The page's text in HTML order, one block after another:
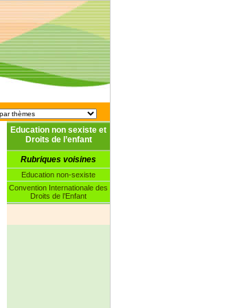
Education non sexiste et
Droits de l’enfant
Rubriques voisines
Education non-sexiste
Convention Internationale des
Droits de l’Enfant